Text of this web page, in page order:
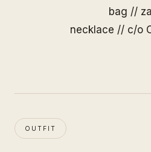
bag //
necklace // c/o
OUTFIT